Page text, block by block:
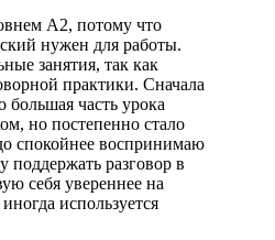
A2, потому что
нужен для работы.
занятия, так как
практики. Сначала
часть урока
но постепенно стало
спокойнее воспринимаю
поддержать разговор в
себя увереннее на
используется